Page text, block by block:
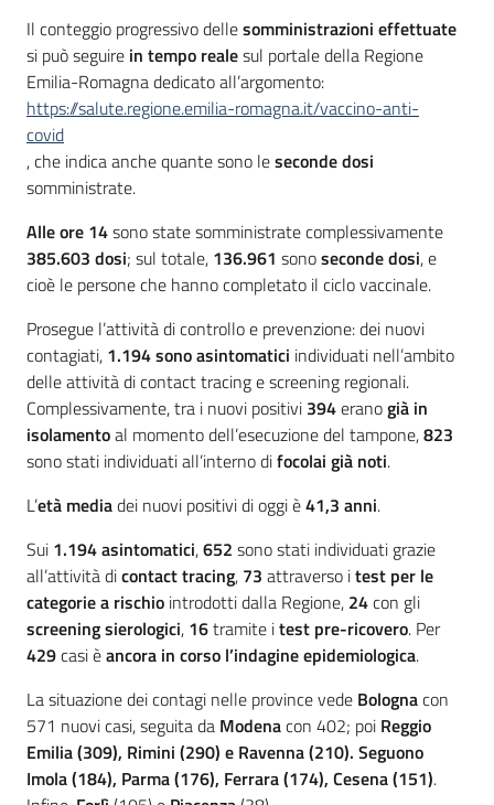
Il conteggio progressivo dellesomministrazioni effettuate
si può seguire in tempo realesul portale della Regione
Emilia-Romagna dedicato all’argomento:
https://salute.regione.emilia-romagna.it/vaccino-anti-
covid
, che indica anche quante sono leseconde dosi
somministrate.
Alle ore 14sono state somministrate complessivamente
385.603 dosi; sul totale, 136.961 sonoseconde dosi, e
cioè le persone che hanno completato il ciclo vaccinale.
Prosegue l’attività di controllo e prevenzione: dei nuovi
contagiati, 1.194 sono asintomatici individuati nell’ambito
delle attività di contact tracing e screening regionali.
Complessivamente, tra i nuovi positivi 394eranogià in
isolamentoal momento dell’esecuzione del tampone,823
sono stati individuati all’interno difocolai già noti.
L’età mediadei nuovi positivi di oggi è41,3 anni.
Sui 1.194 asintomatici,652 sono stati individuati grazie
all’attività dicontact tracing, 73 attraverso itest per le
categorie a rischio introdotti dalla Regione, 24con gli
screening sierologici, 16tramite itest pre-ricovero. Per
429casi èancora in corso l’indagine epidemiologica.
La situazione dei contagi nelle province vede Bolognacon
571 nuovi casi, seguita da Modenacon 402; poi Reggio
Emilia(309), Rimini (290) e Ravenna(210). Seguono
Imola(184), Parma(176), Ferrara(174), Cesena(151).